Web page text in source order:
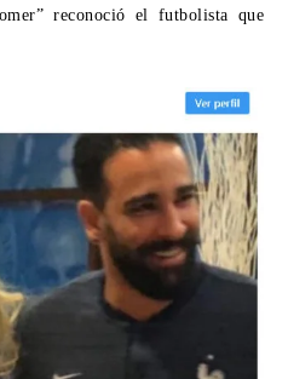
reconoció el futbolista que